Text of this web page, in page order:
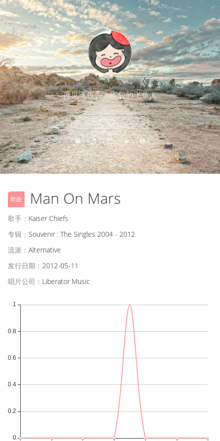
再见飞鱼秀，不散的飞鱼人
歌曲 Man On Mars
歌手： Kaiser Chiefs
专辑： Souvenir : The Singles 2004 - 2012
流派： Alternative
发行日期： 2012-05-11
唱片公司： Liberator Music